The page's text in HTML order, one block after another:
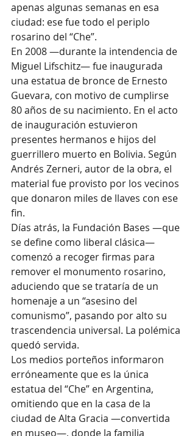
apenas algunas semanas en esa
ciudad: ese fue todo el periplo
rosarino del “Che”.
En 2008 —durante la intendencia de
Miguel Lifschitz— fue inaugurada
una estatua de bronce de Ernesto
Guevara, con motivo de cumplirse
80 años de su nacimiento. En el acto
de inauguración estuvieron
presentes hermanos e hijos del
guerrillero muerto en Bolivia. Según
Andrés Zerneri, autor de la obra, el
material fue provisto por los vecinos
que donaron miles de llaves con ese
fin.
Días atrás, la Fundación Bases —que
se define como liberal clásica—
comenzó a recoger firmas para
remover el monumento rosarino,
aduciendo que se trataría de un
homenaje a un “asesino del
comunismo”, pasando por alto su
trascendencia universal. La polémica
quedó servida.
Los medios porteños informaron
erróneamente que es la única
estatua del “Che” en Argentina,
omitiendo que en la casa de la
ciudad de Alta Gracia —convertida
en museo—, donde la familia